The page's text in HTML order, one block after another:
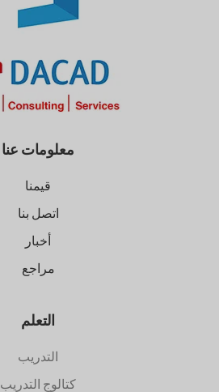
معلومات عنا
قيمنا
اتصل بنا
أخبار
مراجع
التعلم
التدريب
كتالوج التدريب